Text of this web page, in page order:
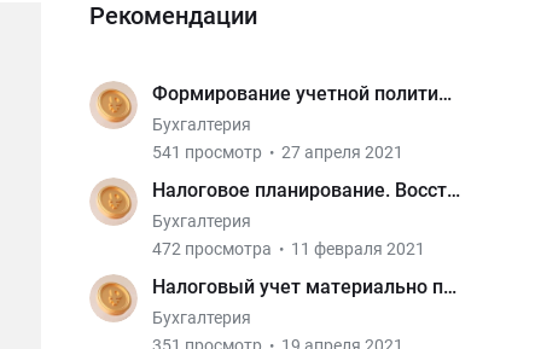
Рекомендации
Формирование учетной политики. Выдача и сдача документов в архив
Бухгалтерия
541 просмотр
27 апреля 2021
Налоговое планирование. Восстановление НДС при переходе.
Бухгалтерия
472 просмотра
11 февраля 2021
Налоговый учет материально производственных запасов
Бухгалтерия